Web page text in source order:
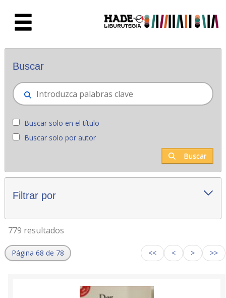
Novedades - Liburutegia
Buscar
Buscar solo en el título
Buscar solo por autor
Buscar
Filtrar por
779 resultados
Página 68 de 78 << < > >>